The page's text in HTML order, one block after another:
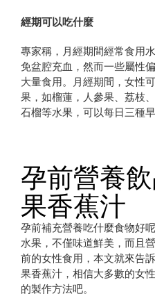
經期可以吃什麼
專家稱，月經期間經常食用
免盆腔充血，然而一些屬性
大量食用。月經期間，女性
果，如榴蓮，人參果、荔枝
石榴等水果，可以每日三種
孕前營養
果香蕉汁
孕前補充營養吃什麼食物好
水果，不僅味道鮮美，而且
前的女性食用，本文就來告
果香蕉汁，相信大多數的女
的製作方法吧。